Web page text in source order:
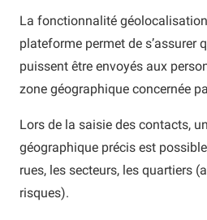
La fonctionnalité
plateforme permet de s’assurer
puissent être envoyés aux
zone géographique concernée
Lors de la saisie des contacts,
géographique précis est
rues, les secteurs, les quartiers
risques).